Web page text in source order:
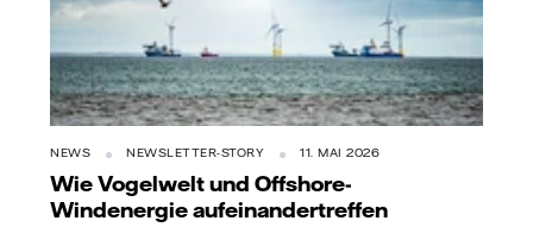
NEWS NEWSLETTER-STORY 11. MAI 2026
Wie Vogelwelt und Offshore-
Windenergie aufeinandertreffen